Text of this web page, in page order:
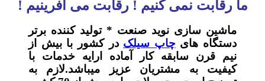
ما رقابت نمی کنیم ! رقابت می آفرینیم !
ماشین سازی نوید صنعت * تولید کننده برتر
دستگاه هایچاپ سیلک در کشور با بیش از
نیم قرن سابقه کار آماده ارایه خدمات با
کیفیت به مشتریان عزیز میباشد.لازم به